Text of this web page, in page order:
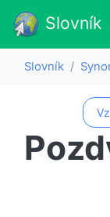
Slovník
Slovník